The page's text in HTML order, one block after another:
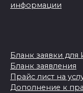
информации
Бланк заявки
Бланк заявления
Прайс лист на
Дополнение к